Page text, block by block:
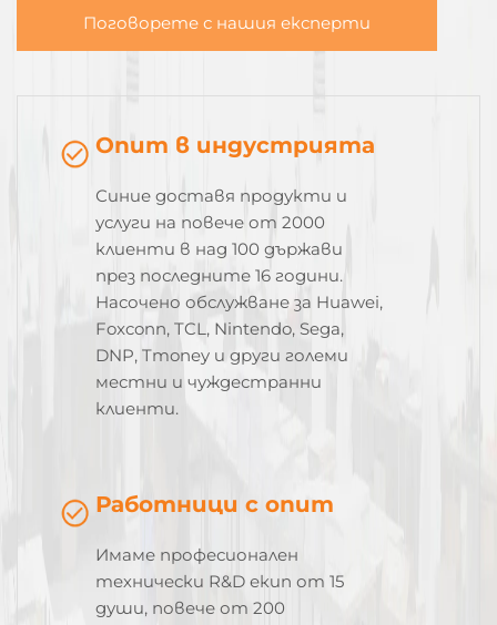
Поговорете с нашия експерти
Опит в индустрията
Синие доставя продукти и
услуги на повече от 2000
клиенти в над 100 държави
през последните 16 години.
Насочено обслужване за Huawei,
Foxconn, TCL, Nintendo, Sega,
DNP, Tmoney и други големи
местни и чуждестранни
клиенти.
Работници с опит
Имаме професионален
технически R&D екип от 15
души, повече от 200